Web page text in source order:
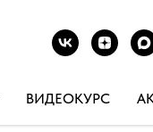
ВИДЕОКУРС